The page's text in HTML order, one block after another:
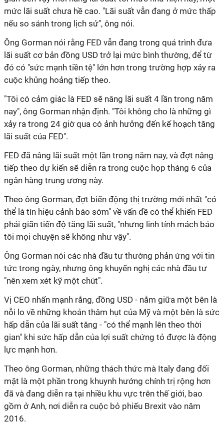
mức lãi suất chưa hề cao. "Lãi suất vẫn đang ở mức thấp
nếu so sánh trong lịch sử", ông nói.
Ông Gorman nói rằng FED vẫn đang trong quá trình đưa
lãi suất cơ bản đồng USD trở lại mức bình thường, để từ
đó có "sức mạnh tiền tệ" lớn hơn trong trường hợp xảy ra
cuộc khủng hoảng tiếp theo.
"Tôi có cảm giác là FED sẽ nâng lãi suất 4 lần trong năm
nay", ông Gorman nhận định. "Tôi không cho là những gì
xảy ra trong 24 giờ qua có ảnh hưởng đến kế hoạch tăng
lãi suất của FED".
FED đã nâng lãi suất một lần trong năm nay, và đợt nâng
tiếp theo dự kiến sẽ diễn ra trong cuộc họp tháng 6 của
ngân hàng trung ương này.
Theo ông Gorman, đợt biến động thị trường mới nhất "có
thể là tín hiệu cảnh báo sớm" về vấn đề có thể khiến FED
phải giãn tiến độ tăng lãi suất, "nhưng linh tính mách bảo
tôi mọi chuyện sẽ không như vậy".
Ông Gorman nói các nhà đầu tư thường phản ứng với tin
tức trong ngày, nhưng ông khuyến nghị các nhà đầu tư
"nên xem xét kỹ một chút".
Vị CEO nhấn mạnh rằng, đồng USD - nằm giữa một bên là
nỗi lo về những khoản thâm hụt của Mỹ và một bên là sức
hấp dẫn của lãi suất tăng - "có thể mạnh lên theo thời
gian" khi sức hấp dẫn của lợi suất chứng tỏ được là động
lực mạnh hơn.
Theo ông Gorman, những thách thức mà Italy đang đối
mặt là một phần trong khuynh hướng chính trị rộng hơn
đã và đang diễn ra tại nhiều khu vực trên thế giới, bao
gồm ở Anh, nơi diễn ra cuộc bỏ phiếu Brexit vào năm
2016.